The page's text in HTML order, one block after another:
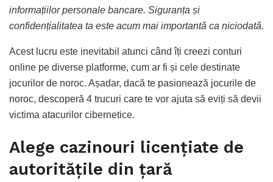
informațiilor personale bancare. Siguranța și
confidențialitatea ta este acum mai importantă ca niciodată.
Acest lucru este inevitabil atunci când îți creezi conturi
online pe diverse platforme, cum ar fi și cele destinate
jocurilor de noroc. Așadar, dacă te pasionează jocurile de
noroc, descoperă 4 trucuri care te vor ajuta să eviți să devii
victima atacurilor cibernetice.
Alege cazinouri licențiate de
autoritățile din țară